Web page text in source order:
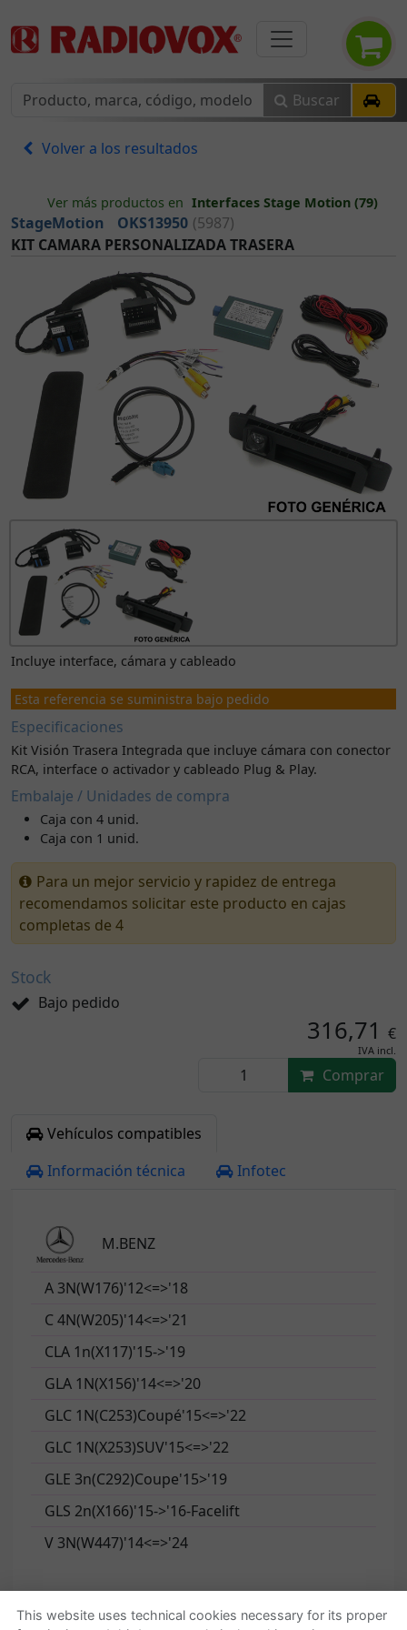
Buscar
Volver a los resultados
Ver más productos en Interfaces Stage Motion (79)
StageMotion OKS13950 (5987)
KIT CAMARA PERSONALIZADA TRASERA
Incluye interface, cámara y cableado
Esta referencia se suministra bajo pedido
Especificaciones
Kit Visión Trasera Integrada que incluye cámara con conector
RCA, interface o activador y cableado Plug & Play.
Embalaje / Unidades de compra
Caja con 4 unid.
Caja con 1 unid.
Para un mejor servicio y rapidez de entrega
recomendamos solicitar este producto en cajas
completas de 4
Stock
Bajo pedido
316,71 €
IVA incl.
Comprar
Vehículos compatibles
Información técnica
Infotec
M.BENZ
A 3N(W176)'12<=>'18
C 4N(W205)'14<=>'21
CLA 1n(X117)'15->'19
GLA 1N(X156)'14<=>'20
GLC 1N(C253)Coupé'15<=>'22
GLC 1N(X253)SUV'15<=>'22
GLE 3n(C292)Coupe'15>'19
GLS 2n(X166)'15->'16-Facelift
V 3N(W447)'14<=>'24
This website uses technical cookies necessary for its proper